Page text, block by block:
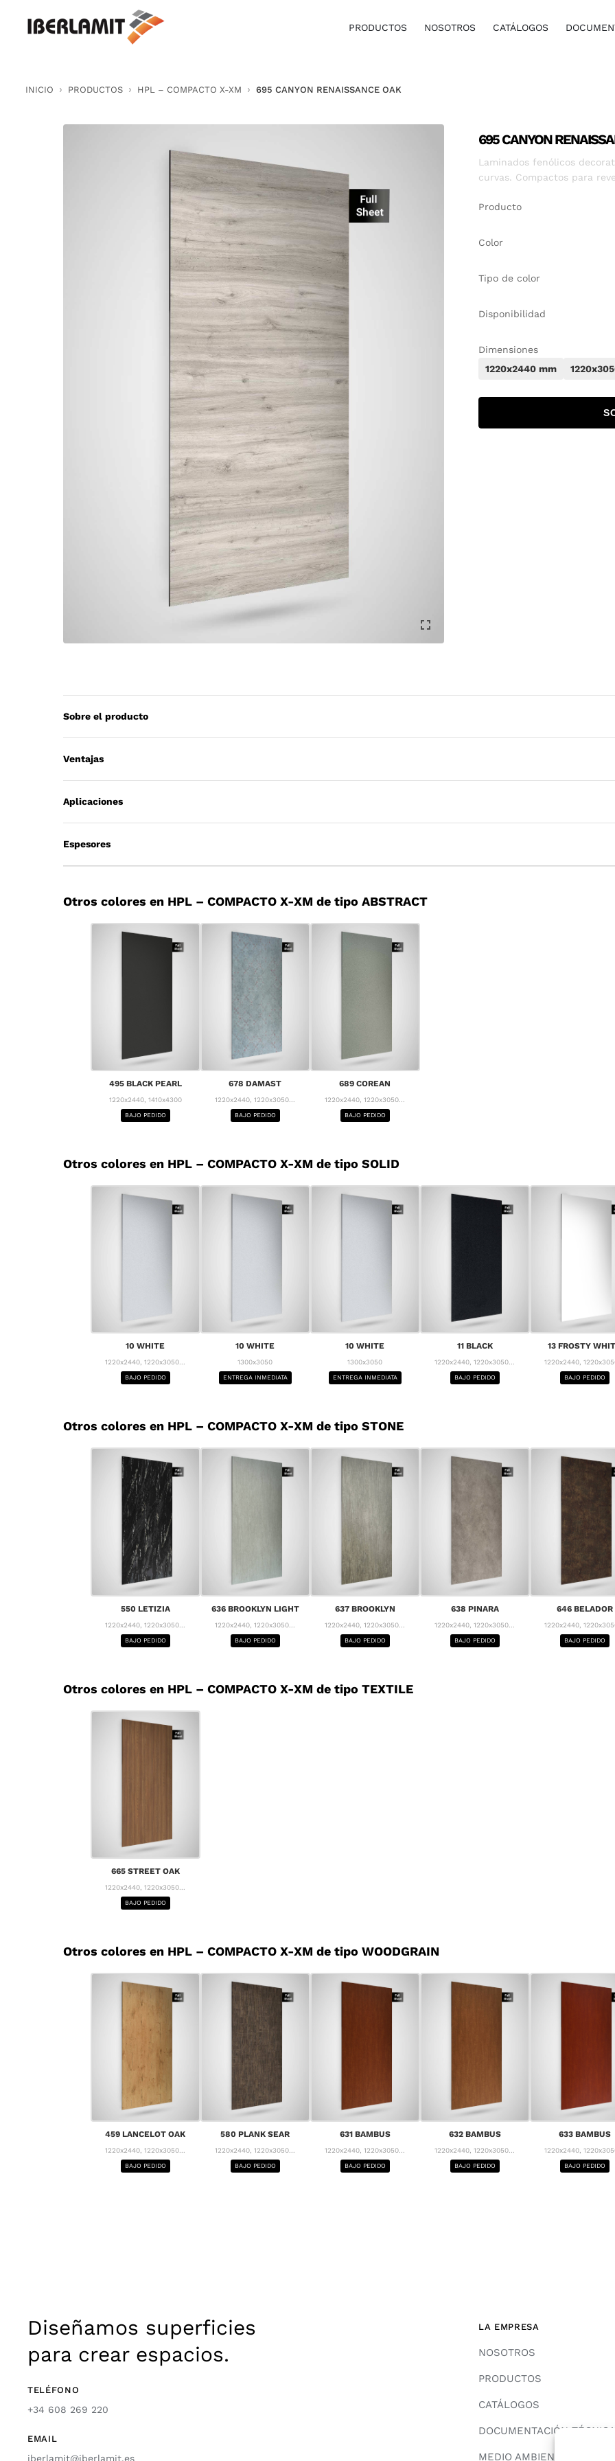
PRODUCTOS NOSOTROS CATÁLOGOS
INICIO PRODUCTOS HPL – COMPACTO X-XM 695 CANYON RENAISSANCE OAK
695 CANYON
Laminados fenólicos
curvas. Compactos para
Producto
Color
Tipo de color
Disponibilidad
Dimensiones
1220x2440 mm
Sobre el producto
Ventajas
Aplicaciones
Espesores
Otros colores en HPL – COMPACTO X-XM de tipo ABSTRACT
495 BLACK PEARL
1220x2440, 1410x4300
BAJO PEDIDO
678 DAMAST
1220x2440, 1220x3050...
BAJO PEDIDO
689 COREAN
1220x2440, 1220x3050...
BAJO PEDIDO
Otros colores en HPL – COMPACTO X-XM de tipo SOLID
10 WHITE
1220x2440, 1220x3050...
BAJO PEDIDO
10 WHITE
1300x3050
ENTREGA INMEDIATA
10 WHITE
1300x3050
ENTREGA INMEDIATA
11 BLACK
1220x2440, 1220x3050...
BAJO PEDIDO
13 FROSTY
1220x2440,
BAJO PEDIDO
Otros colores en HPL – COMPACTO X-XM de tipo STONE
550 LETIZIA
1220x2440, 1220x3050...
BAJO PEDIDO
636 BROOKLYN LIGHT
1220x2440, 1220x3050...
BAJO PEDIDO
637 BROOKLYN
1220x2440, 1220x3050...
BAJO PEDIDO
638 PINARA
1220x2440, 1220x3050...
BAJO PEDIDO
646 BELADOR
1220x2440,
BAJO PEDIDO
Otros colores en HPL – COMPACTO X-XM de tipo TEXTILE
665 STREET OAK
1220x2440, 1220x3050...
BAJO PEDIDO
Otros colores en HPL – COMPACTO X-XM de tipo WOODGRAIN
459 LANCELOT OAK
1220x2440, 1220x3050...
BAJO PEDIDO
580 PLANK SEAR
1220x2440, 1220x3050...
BAJO PEDIDO
631 BAMBUS
1220x2440, 1220x3050...
BAJO PEDIDO
632 BAMBUS
1220x2440, 1220x3050...
BAJO PEDIDO
633 BAMBUS
1220x2440,
BAJO PEDIDO
Diseñamos superficies
para crear espacios.
TELÉFONO
+34 608 269 220
EMAIL
iberlamit@iberlamit.es
LA EMPRESA
NOSOTROS
PRODUCTOS
CATÁLOGOS
DOCUMENTACIÓN TÉCNICA
MEDIO AMBIENTE